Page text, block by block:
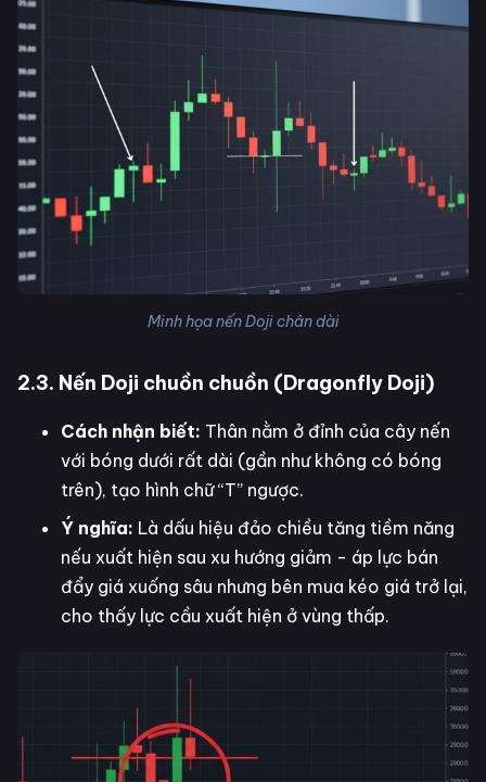
Minh họa nến Doji chân dài
2.3. Nến Doji chuồn chuồn (Dragonfly Doji)
Cách nhận biết: Thân nằm ở đỉnh của cây nến
với bóng dưới rất dài (gần như không có bóng
trên), tạo hình chữ “T” ngược.
Ý nghĩa: Là dấu hiệu đảo chiều tăng tiềm năng
nếu xuất hiện sau xu hướng giảm - áp lực bán
đẩy giá xuống sâu nhưng bên mua kéo giá trở lại,
cho thấy lực cầu xuất hiện ở vùng thấp.